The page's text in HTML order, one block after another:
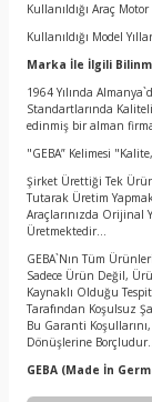
Kullanıldığı Araç
Kullanıldığı Model
Marka İle İlgili
1964 Yılında
Standartlarında
edinmiş bir alman
"GEBA” Kelimesi
Şirket Ürettiği Tek
Tutarak Üretim
Araçlarınızda Orijinal
Üretmektedir…
GEBA`Nın Tüm
Sadece Ürün Değil,
Kaynaklı Olduğu
Tarafından Koşulsuz
Bu Garanti
Dönüşlerine Borçludur..
GEBA (Made İn